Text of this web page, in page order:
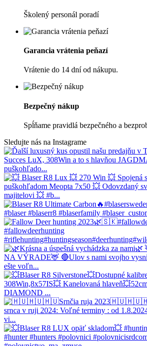
Školený personál poradí
Garancia vrátenia peňazí
Vrátenie do 14 dní od nákupu.
Bezpečný nákup
Spĺňame pravidlá bezpečného a
Sledujte nás na Instagrame